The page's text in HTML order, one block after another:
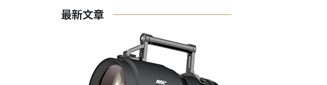
最新文章